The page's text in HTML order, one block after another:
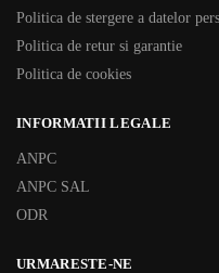
Politica de stergere a datelor
Politica de retur si garantie
Politica de cookies
INFORMATII LEGALE
ANPC
ANPC SAL
ODR
URMARESTE-NE